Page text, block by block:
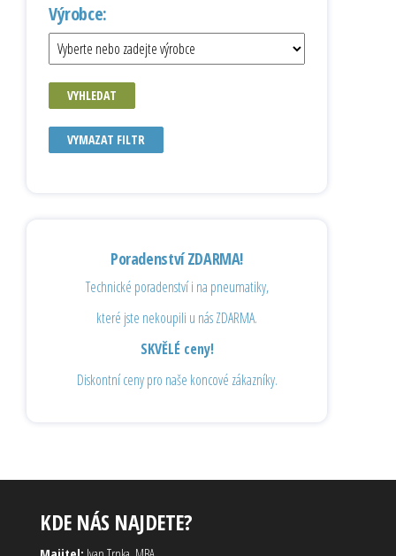
Výrobce:
VYHLEDAT
VYMAZAT FILTR
Poradenství ZDARMA!
Technické poradenství i na pneumatiky,
které jste nekoupili u nás ZDARMA.
SKVĚLÉ ceny!
Diskontní ceny pro naše koncové zákazníky.
KDE NÁS NAJDETE?